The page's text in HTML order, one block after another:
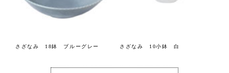
さざなみ 18鉢 ブルーグレー さざなみ 10小鉢 白